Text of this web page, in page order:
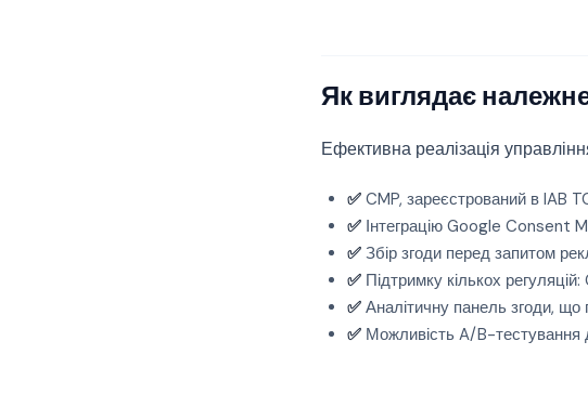
Як виглядає
Ефективна реалізація
✅ CMP, зареєстрований в IAB
✅ Інтеграцію Google Consent
✅ Збір згоди перед запитом
✅ Підтримку кількох
✅ Аналітичну панель згоди, що
✅ Можливість A/B-тестування